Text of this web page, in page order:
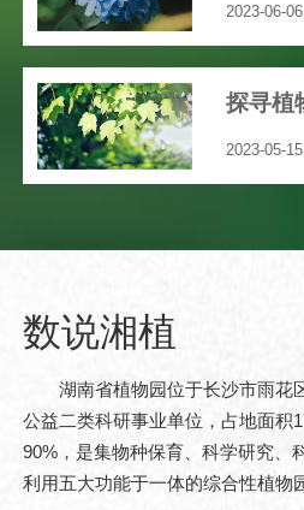
2023-06-06
2023-05-15
数说湘植
湖南省植物园位于长沙市雨花
公益二类科研事业单位，占地面积
90%，是集物种保育、科学研究、
利用五大功能于一体的综合性植物园。 经过37年